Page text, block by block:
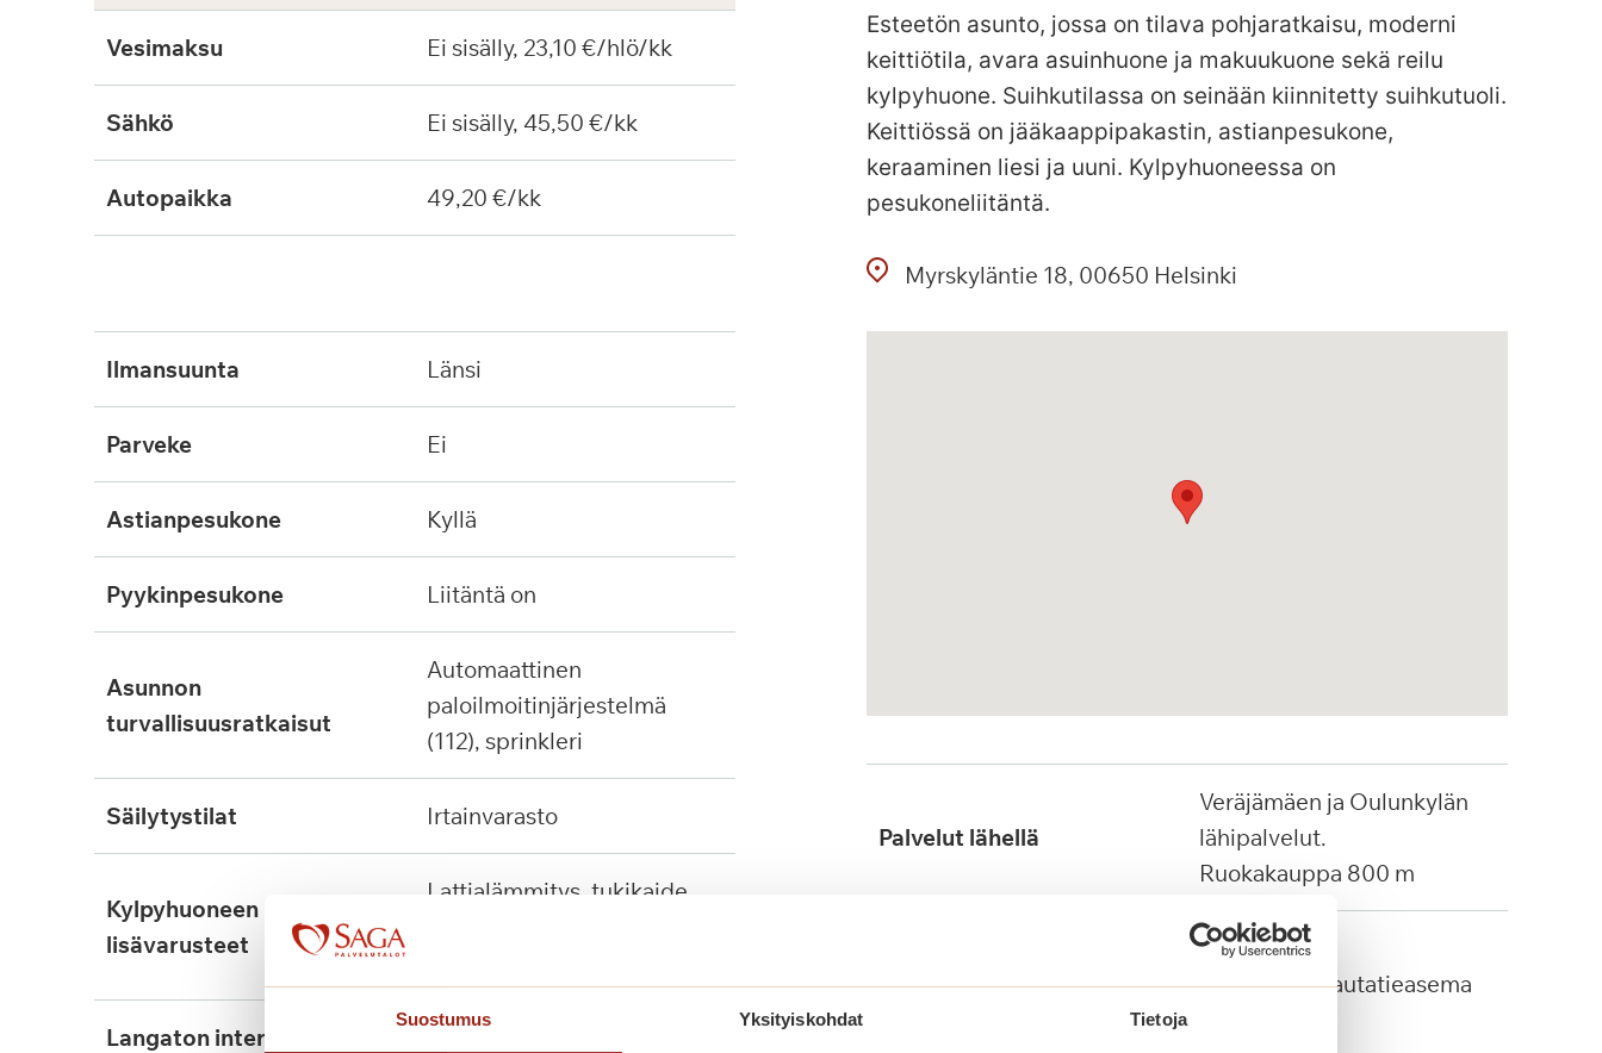
Suostumus Yksityiskohdat Tietoja
Vesimaksu Ei sisälly, 23,10 €/hlö/kk
Sähkö Ei sisälly, 45,50 €/kk
Autopaikka 49,20 €/kk
ilmansuunta länsi
parveke ei
astianpesukone kyllä
pyykinpesukone liitäntä on
asunnon
turvallisuusratkaisut
automaattinen
paloilmoitinjärjestelmä
(112), sprinkleri
säilytystilat irtainvarasto
kylpyhuoneen
lisävarusteet
lattialämmitys, tukikaide,
langaton internet
Esteetön asunto, jossa on tilava pohjaratkaisu, moderni
keittiötila, avara asuinhuone ja makuukuone sekä reilu
kylpyhuone. Suihkutilassa on seinään kiinnitetty suihkutuoli.
Keittiössä on jääkaappipakastin, astianpesukone,
keraaminen liesi ja uuni. Kylpyhuoneessa on
pesukoneliitäntä.
Myrskyläntie 18 00650 Helsinki
Palvelut lähellä
Veräjämäen ja Oulunkylän
lähipalvelut.
Ruokakauppa 800 m
Julkinen liikenne
Bussi: 65
Oulunkylän rautatieasema